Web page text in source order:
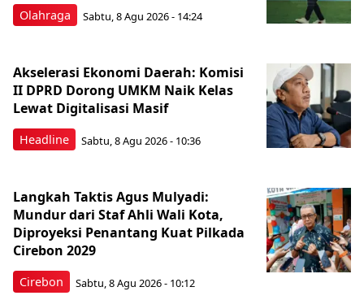
Olahraga Sabtu, 8 Agu 2026 - 14:24
Headline
Akselerasi Ekonomi Daerah: Komisi
II DPRD Dorong UMKM Naik Kelas
Lewat Digitalisasi Masif
Sabtu, 8 Agu 2026 - 10:36
Cirebon
Langkah Taktis Agus Mulyadi:
Mundur dari Staf Ahli Wali Kota,
Diproyeksi Penantang Kuat Pilkada
Cirebon 2029
Sabtu, 8 Agu 2026 - 10:12